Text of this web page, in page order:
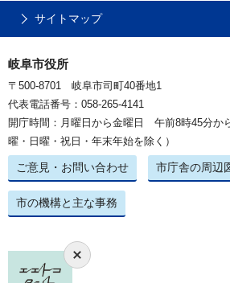
サイトマップ
岐阜市役所
〒500-8701 岐阜市司町40番地1
代表電話番号：058-265-4141
開庁時間：月曜日から金曜日 午前8時45分か
曜・日曜・祝日・年末年始を除く）
ご意見・お問い合わせ 市庁舎の周辺
市の機構と主な事務